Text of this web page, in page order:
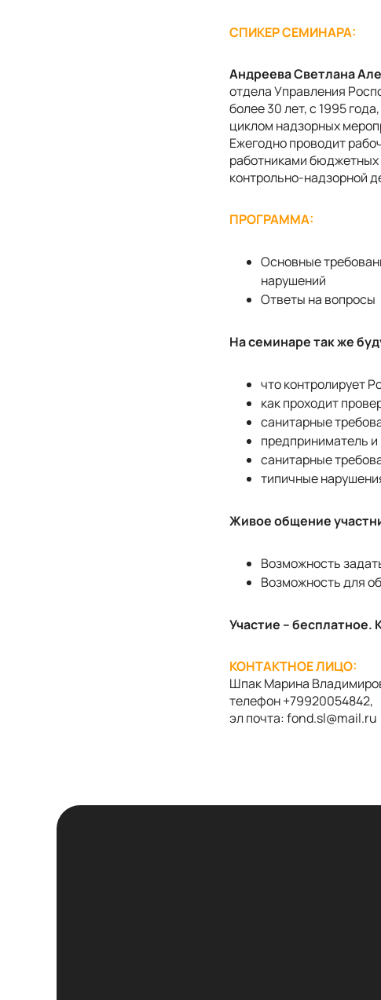
СПИКЕР СЕМИНАРА:
Андреева Светлана
отдела Управления
более 30 лет, с 1995 года,
циклом надзорных
Ежегодно проводит
работниками бюджетных
контрольно-надзорной
ПРОГРАММА:
Основные
нарушений
Ответы на вопросы
На семинаре так же
что контролирует
как проходит
санитарные
предприниматель
санитарные
типичные
Живое общение
Возможность
Возможность для
Участие – бесплатное.
КОНТАКТНОЕ ЛИЦО:
Шпак Марина
телефон +79920054842,
эл почта:fond.sl@mail.ru